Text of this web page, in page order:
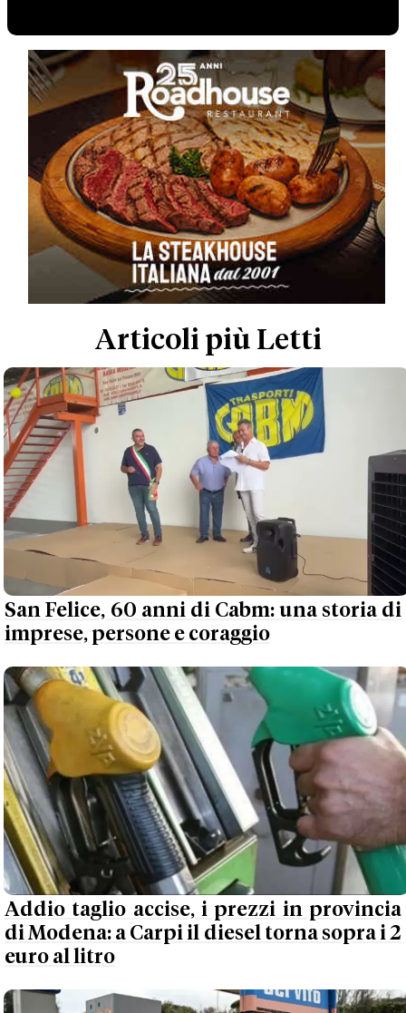
Articoli più Letti
San Felice, 60 anni di Cabm: una storia di
imprese, persone e coraggio
Addio taglio accise, i prezzi in provincia
di Modena: a Carpi il diesel torna sopra i 2
euro al litro